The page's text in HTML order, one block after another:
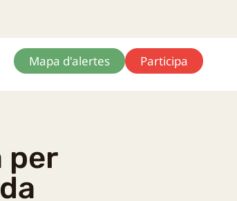
Mapa d'alertes Participa
per